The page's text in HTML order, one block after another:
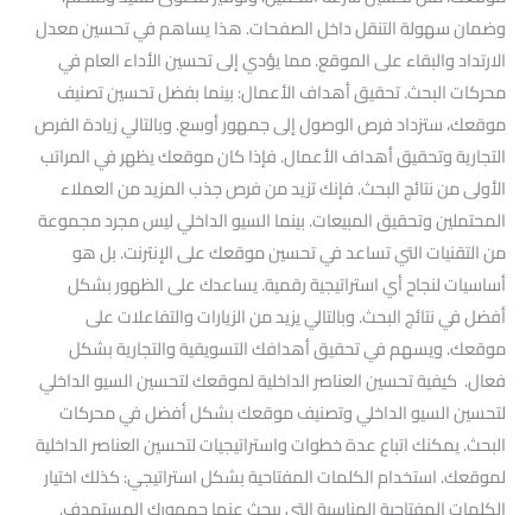
وضمان سهولة التنقل داخل الصفحات. هذا يساهم في تحسين معدل
الارتداد والبقاء على الموقع. مما يؤدي إلى تحسين الأداء العام في
محركات البحث. تحقيق أهداف الأعمال: بينما بفضل تحسين تصنيف
موقعك، ستزداد فرص الوصول إلى جمهور أوسع. وبالتالي زيادة الفرص
التجارية وتحقيق أهداف الأعمال. فإذا كان موقعك يظهر في المراتب
الأولى من نتائج البحث. فإنك تزيد من فرص جذب المزيد من العملاء
المحتملين وتحقيق المبيعات. بينما السيو الداخلي ليس مجرد مجموعة
من التقنيات التي تساعد في تحسين موقعك على الإنترنت. بل هو
أساسيات لنجاح أي استراتيجية رقمية. يساعدك على الظهور بشكل
أفضل في نتائج البحث. وبالتالي يزيد من الزيارات والتفاعلات على
موقعك. ويسهم في تحقيق أهدافك التسويقية والتجارية بشكل
فعال. كيفية تحسين العناصر الداخلية لموقعك لتحسين السيو الداخلي
لتحسين السيو الداخلي وتصنيف موقعك بشكل أفضل في محركات
البحث. يمكنك اتباع عدة خطوات واستراتيجيات لتحسين العناصر الداخلية
لموقعك. استخدام الكلمات المفتاحية بشكل استراتيجي: كذلك اختيار
الكلمات المفتاحية المناسبة التي يبحث عنها جمهورك المستهدف.